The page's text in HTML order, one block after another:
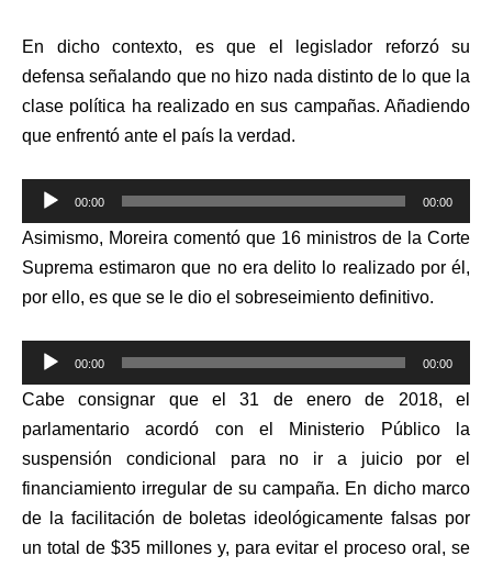
En dicho contexto, es que el legislador reforzó su
defensa señalando que no hizo nada distinto de lo que la
clase política ha realizado en sus campañas. Añadiendo
que enfrentó ante el país la verdad.
Reproductor
de
audio
00:00 00:00
Asimismo, Moreira comentó que 16 ministros de la Corte
Suprema estimaron que no era delito lo realizado por él,
por ello, es que se le dio el sobreseimiento definitivo.
Reproductor
de
audio
00:00 00:00
Cabe consignar que el 31 de enero de 2018, el
parlamentario acordó con el Ministerio Público la
suspensión condicional para no ir a juicio por el
financiamiento irregular de su campaña. En dicho marco
de la facilitación deboletas ideológicamente falsas por
un total de $35 millones y, para evitar el proceso oral, se